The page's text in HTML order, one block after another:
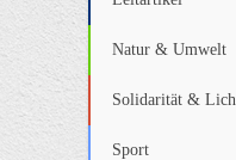
Natur & Umwelt
Solidarität &
Sport